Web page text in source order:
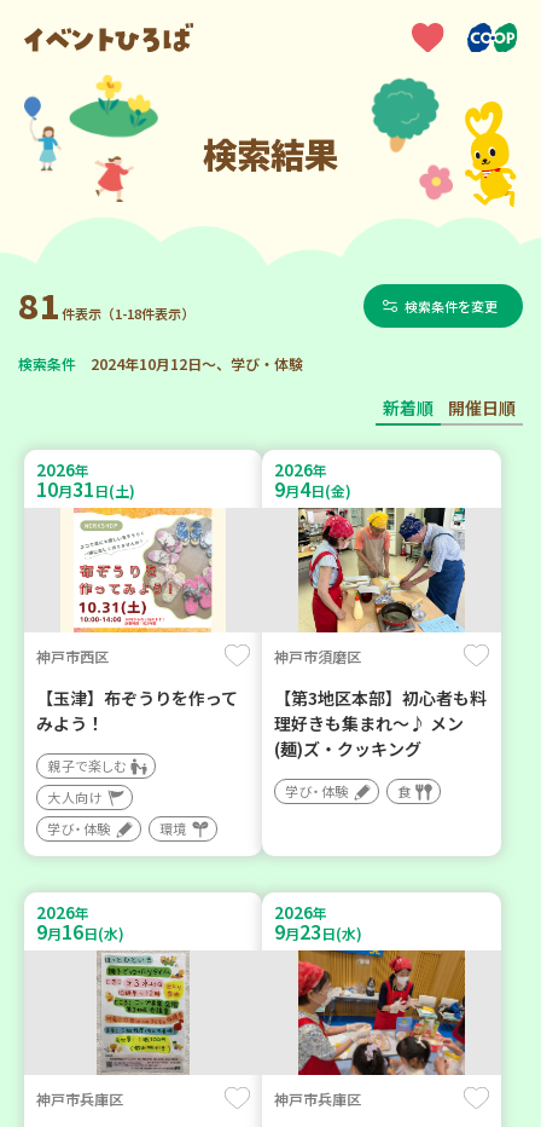
検索結果
81件表示（1-18件表示） 検索条件を変更
検索条件 2024年10月12日～、学び・体験
新着順 開催日順
2026年
10月31日(土)
神戸市西区
【玉津】布ぞうりを作って
みよう！
親子で楽しむ
大人向け
学び・体験
環境
2026年
9月4日(金)
神戸市須磨区
【第3地区本部】初心者も料
理好きも集まれ～♪ メン
(麺)ズ・クッキング
学び・体験 食
2026年
9月16日(水)
神戸市兵庫区
2026年
9月23日(水)
神戸市兵庫区